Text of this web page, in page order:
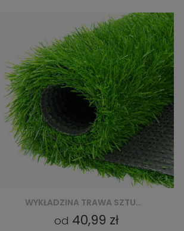
DYWAN HJ-BBK05 LIGHT SNOOKI BBK - ZIELONY
od81,99 zł